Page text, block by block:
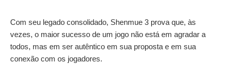
Com seu legado consolidado, Shenmue 3 prova que, às
vezes, o maior sucesso de um jogo não está em agradar a
todos, mas em ser autêntico em sua proposta e em sua
conexão com os jogadores.